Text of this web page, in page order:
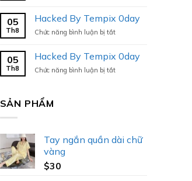
Tempix
0day
05
Th8
Hacked By Tempix 0day
Chức năng bình luận bị tắtở
Tempix
0day
05
Th8
Hacked By Tempix 0day
Chức năng bình luận bị tắtở
SẢN PHẨM
Tay ngắn quần dài chữ
vàng
$30